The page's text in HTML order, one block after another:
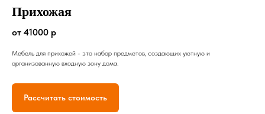
Прихожая
от 41000 р
Мебель для прихожей - это набор предметов, создающих уютную и
организованную входную зону дома.
Рассчитать стоимость